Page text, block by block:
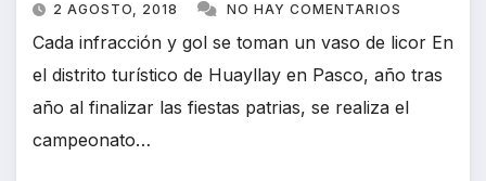
2 AGOSTO, 2018 NO HAY COMENTARIOS
Cada infracción y gol se toman un vaso de licor En
el distrito turístico de Huayllay en Pasco, año tras
año al finalizar las fiestas patrias, se realiza el
campeonato…